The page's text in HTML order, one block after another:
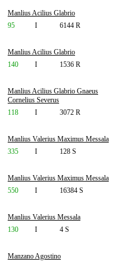
Manlius Acilius Glabrio
95
I 6144 R
Manlius Acilius Glabrio
140
I 1536 R
Manlius Acilius Glabrio Gnaeus
Cornelius Severus
118
I 3072 R
Manlius Valerius Maximus Messala
335
I 128 S
Manlius Valerius Maximus Messala
550
I 16384 S
Manlius Valerius Messala
130
I 4 S
Manzano Agostino